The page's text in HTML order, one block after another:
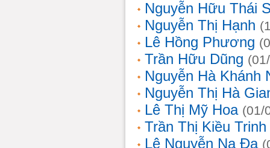
Nguyễn Hữu Thái
Nguyễn Thị Hạnh
Lê Hồng Phương
Trần Hữu Dũng
Nguyễn Hà Khánh
Nguyễn Thị Hà
Lê Thị Mỹ Hoa (01/
Trần Thị Kiều Trinh
Lê Nguyễn Na Đa